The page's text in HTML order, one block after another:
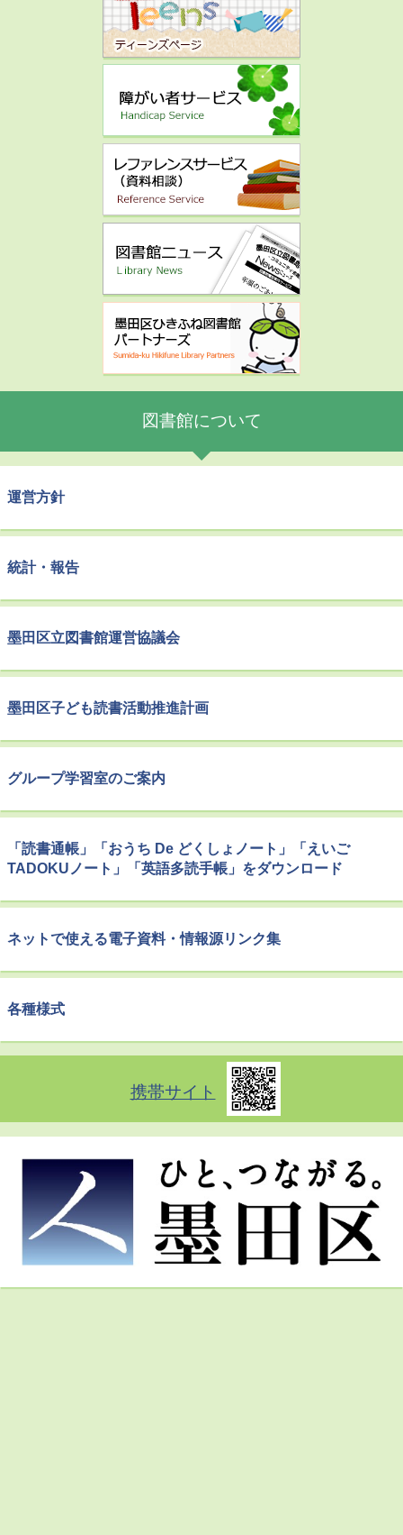
図書館について
運営方針
統計・報告
墨田区立図書館運営協議会
墨田区子ども読書活動推進計画
グループ学習室のご案内
「読書通帳」「おうち De どくしょノート」「えいご
TADOKUノート」「英語多読手帳」をダウンロード
ネットで使える電子資料・情報源リンク集
各種様式
携帯サイト